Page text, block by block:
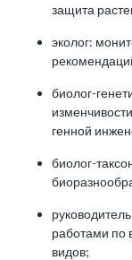
защита
эколог:
биолог-
генной
биолог-
работами по
видов;